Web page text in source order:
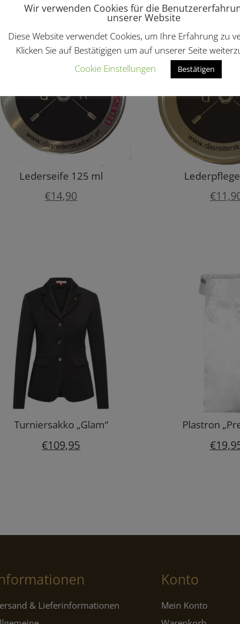
…
Lederseife 125 ml
€14,90 €
Turniersakko „Glam“
€109,95
Plastron
€
& Lieferinformationen
Konto
Mein Konto
Wir verwenden Cookies für die
unserer Website
Diese Website verwendet Cookies, um Ihre Erfahrung zu
Klicken Sie auf Bestätigigen um auf unserer Seite
Cookie Einstellungen
Bestätigen